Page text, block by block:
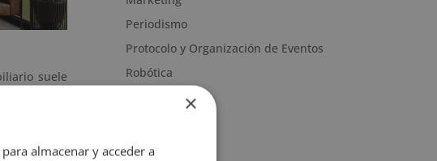
suele
vuelve a
Periodismo
Protocolo y Organización de Eventos
Robótica
Artes Gráficas
Noticias
×
almacenar y acceder a